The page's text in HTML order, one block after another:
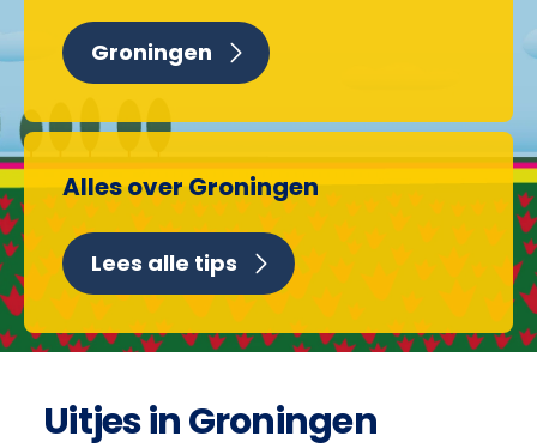
Groningen
Alles over Groningen
Lees alle tips
Uitjes in Groningen